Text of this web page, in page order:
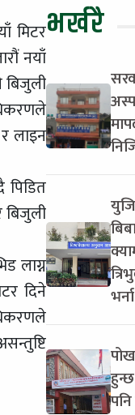
मिटर
नयाँ
बिजुली
लाइन
लाग्न
दिने
भर्खरै
भर्ना